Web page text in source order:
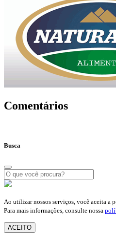
Comentários
Busca
Ao utilizar nossos serviços, você aceita a
Para mais informações, consulte nossa
ACEITO